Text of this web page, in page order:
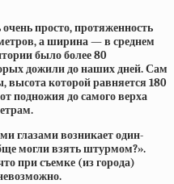
просто, протяженность
а ширина — в среднем
было более 80
дожили до наших дней. Сам
которой равняется 180
подножия до самого верха
глазами возникает один-
могли взять штурмом?».
при съемке (из города)